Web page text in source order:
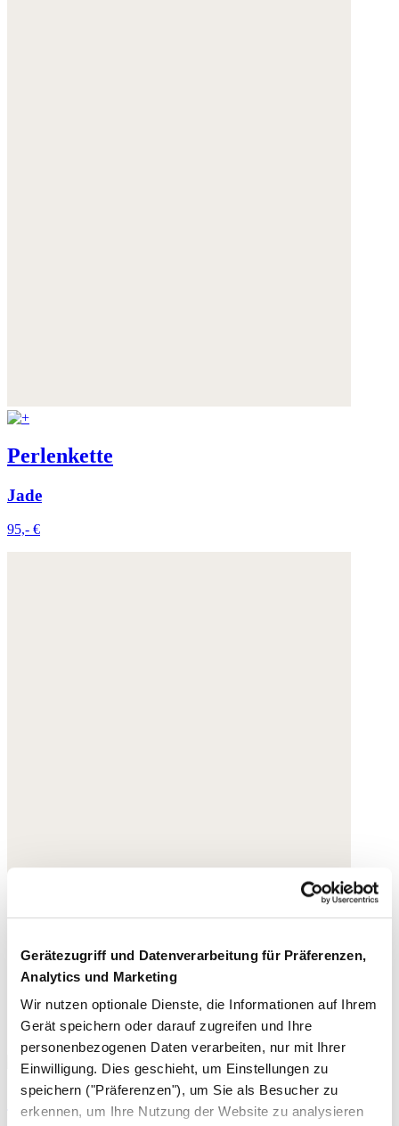
Gerätezugriff und Datenverarbeitung für Präferenzen,
Analytics und Marketing
Wir nutzen optionale Dienste, die Informationen auf Ihrem
Gerät speichern oder darauf zugreifen und Ihre
personenbezogenen Daten verarbeiten, nur mit Ihrer
Einwilligung. Dies geschieht, um Einstellungen zu
speichern ("Präferenzen"), um Sie als Besucher zu
erkennen, um Ihre Nutzung der Website zu analysieren
Perlenkette
Jade
95,- €
Grüne Halskette